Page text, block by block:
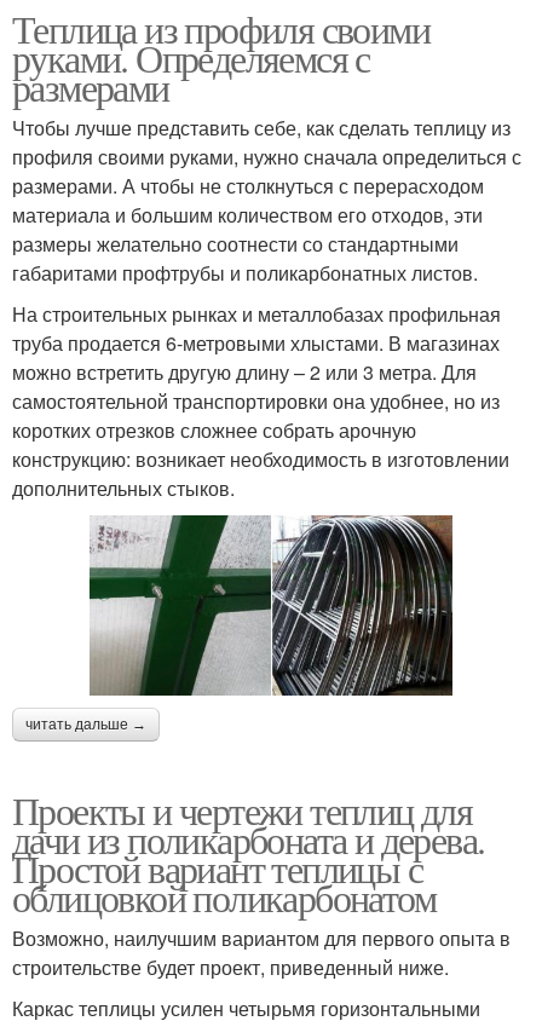
Теплица из профиля своими
руками. Определяемся с
размерами
Чтобы лучше представить себе, как сделать теплицу из
профиля своими руками, нужно сначала определиться с
размерами. А чтобы не столкнуться с перерасходом
материала и большим количеством его отходов, эти
размеры желательно соотнести со стандартными
габаритами профтрубы и поликарбонатных листов.
На строительных рынках и металлобазах профильная
труба продается 6-метровыми хлыстами. В магазинах
можно встретить другую длину – 2 или 3 метра. Для
самостоятельной транспортировки она удобнее, но из
коротких отрезков сложнее собрать арочную
конструкцию: возникает необходимость в изготовлении
дополнительных стыков.
читать дальше →
Проекты и чертежи теплиц для
дачи из поликарбоната и дерева.
Простой вариант теплицы с
облицовкой поликарбонатом
Возможно, наилучшим вариантом для первого опыта в
строительстве будет проект, приведенный ниже.
Каркас теплицы усилен четырьмя горизонтальными